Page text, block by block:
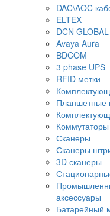
DAC\AOC
ELTEX
DCN GLOBAL
Avaya Aura
BDCOM
3 phase UPS
RFID метки
Планшетные
Сканеры
Сканеры
3D сканеры
аксессуары
Батарейный